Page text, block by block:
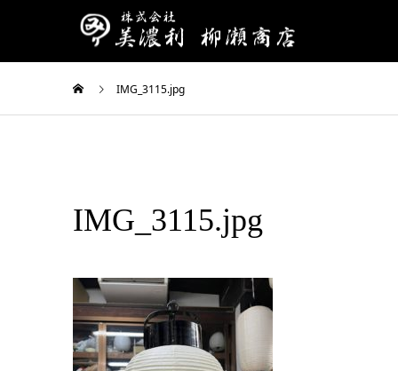
IMG_3115.jpg
IMG_3115.jpg